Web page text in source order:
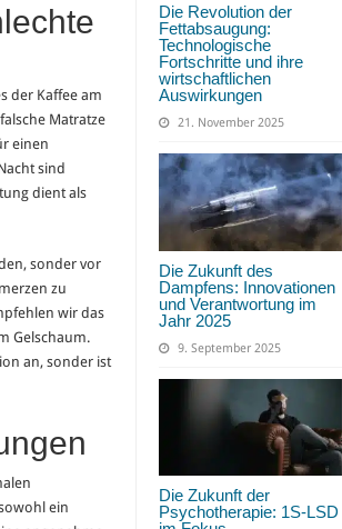
Die Revolution der
Fettabsaugung:
Technologische
Fortschritte und ihre
wirtschaftlichen
Auswirkungen
21. November 2025
Die Zukunft des
Dampfens: Innovationen
und Verantwortung im
Jahr 2025
9. September 2025
Die Zukunft der
Psychotherapie: 1S-LSD
der Kaffee am
Matratze
einen
sind
dient als
sonder vor
zu
wir das
Gelschaum.
an, sonder ist
ein